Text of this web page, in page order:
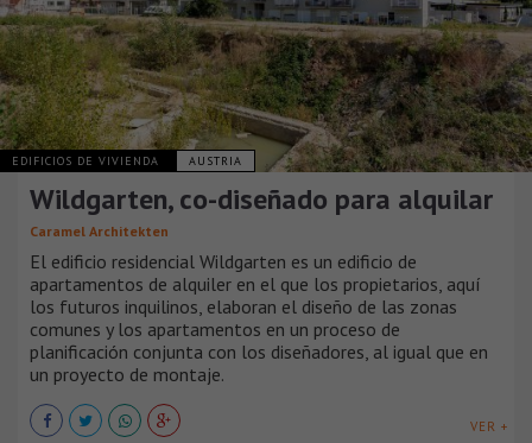
EDIFICIOS DE VIVIENDA AUSTRIA
Wildgarten, co-diseñado para alquilar
Caramel Architekten
El edificio residencial Wildgarten es un edificio de
apartamentos de alquiler en el que los propietarios, aquí
los futuros inquilinos, elaboran el diseño de las zonas
comunes y los apartamentos en un proceso de
planificación conjunta con los diseñadores, al igual que en
un proyecto de montaje.
VER +